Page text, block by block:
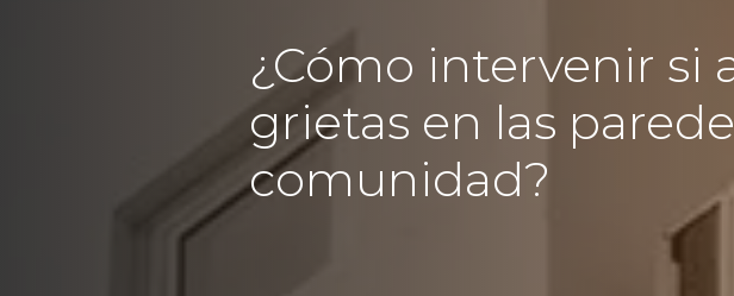
¿Cómo intervenir si
grietas en las
comunidad?